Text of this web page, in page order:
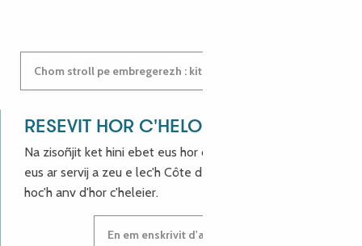
Chom stroll pe embregerezh : kit e darempred ganeomp !
RESEVIT HOR C'HELOÙ !
Na zisoñjit ket hini ebet eus hor c'hinnigoù mat ha keleier
eus ar servij a zeu e lec'h Côte de Granit Rose, enskrivit
hoc'h anv d'hor c'heleier.
En em enskrivit d'ar c'heleier